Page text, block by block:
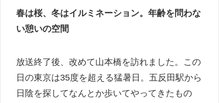
春は桜、冬はイルミネーション。年齢を問わな
い憩いの空間
放送終了後、改めて山本橋を訪れました。この
日の東京は35度を超える猛暑日。五反田駅から
日陰を探してなんとか歩いてやってきたもの